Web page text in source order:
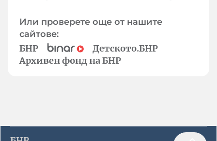
Или проверете още от нашите
сайтове:
БНР
Детското.БНР
Архивен фонд на БНР